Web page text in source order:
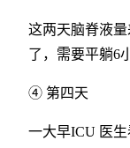
这两天脑脊液
了，需要平躺6
④ 第四天
一大早ICU 医